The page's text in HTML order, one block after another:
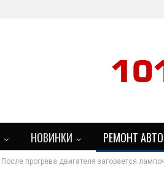
НОВИНКИ РЕМОНТ АВТО
После прогрева двигателя загорается